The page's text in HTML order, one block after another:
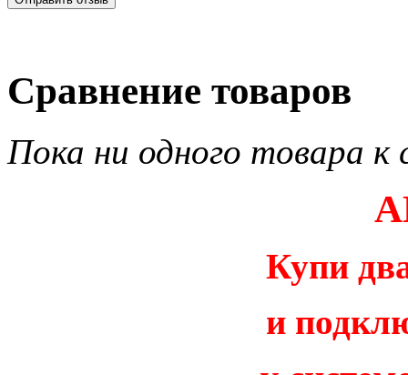
Сравнение товаров
Пока ни одного товара к
Купи
и